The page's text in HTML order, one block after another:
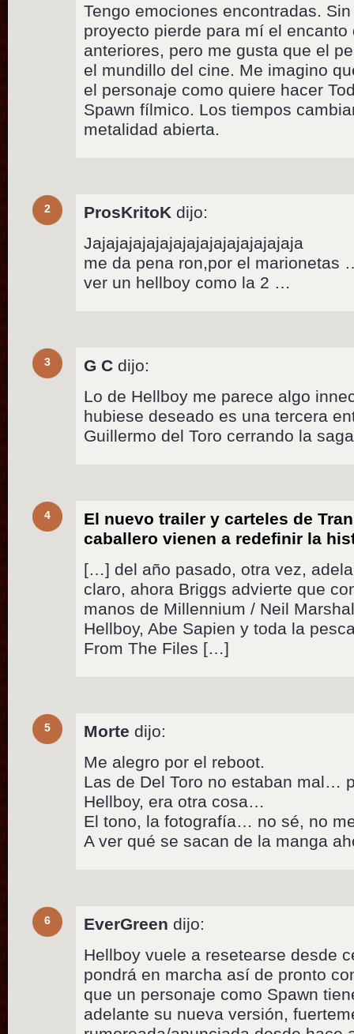
Tengo emociones encontradas.
proyecto pierde para mí el
anteriores, pero me gusta que el
el mundillo del cine. Me imagino
el personaje como quiere hacer
Spawn fílmico. Los tiempos
metalidad abierta.
2 ProsKritoK dijo:
Jajajajajajajajajajajajajajajaja
me da pena ron,por el marionetas
ver un hellboy como la 2 …
3 G C dijo:
Lo de Hellboy me parece algo
hubiese deseado es una tercera
Guillermo del Toro cerrando la
4
El nuevo trailer y carteles de
caballero vienen a redefinir la
[…] del año pasado, otra vez,
claro, ahora Briggs advierte que
manos de Millennium / Neil
Hellboy, Abe Sapien y toda la
From The Files […]
5 Morte dijo:
Me alegro por el reboot.
Las de Del Toro no estaban mal…
Hellboy, era otra cosa…
El tono, la fotografía… no sé, no
A ver qué se sacan de la manga
6 EverGreen dijo:
Hellboy vuele a resetearse desde
pondrá en marcha así de pronto
que un personaje como Spawn
adelante su nueva versión,